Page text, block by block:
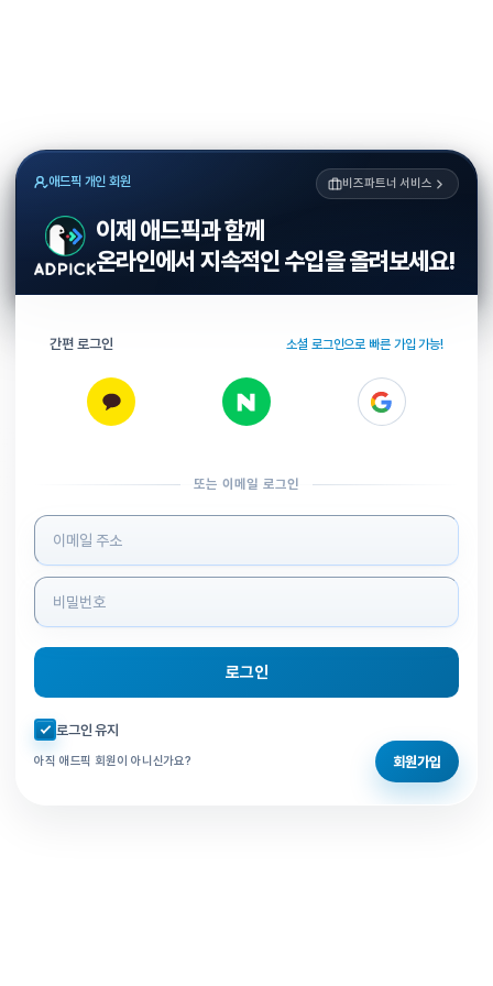
애드픽 개인 회원 비즈파트너 서비스
이제 애드픽과 함께
온라인에서 지속적인 수입을 올려보세요!
간편 로그인 소셜 로그인으로 빠른 가입 가능!
또는 이메일 로그인
로그인 정보 입력
로그인
자동로그인 체크
로그인 유지
아직 애드픽 회원이 아니신가요? 회원가입